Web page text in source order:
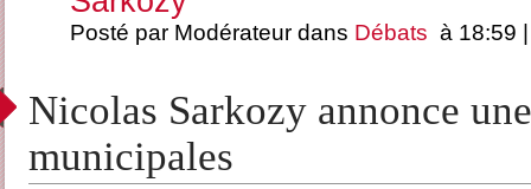
Posté par Modérateur dans Débats à 18:59
Nicolas Sarkozy annonce
municipales